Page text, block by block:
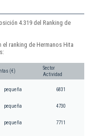
4.319 del Ranking de
ranking de Hermanos Hita
(€)
Sector
Actividad
pequeña 6831
pequeña 4730
pequeña 7711